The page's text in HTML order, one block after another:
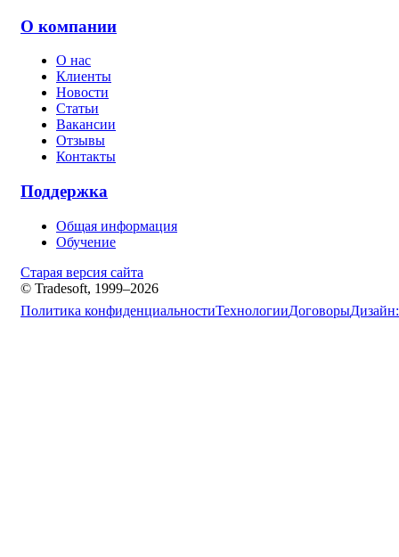
О компании
О нас
Клиенты
Новости
Статьи
Вакансии
Отзывы
Контакты
Поддержка
Общая информация
Обучение
Старая версия сайта
© Tradesoft, 1999–2026
Политика конфиденциальностиТехнологииДоговорыДизайн: